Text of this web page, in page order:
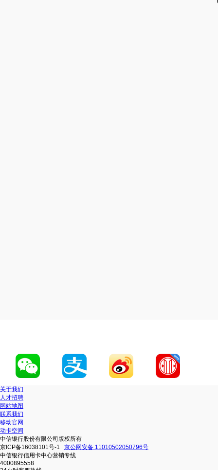
关于我们
人才招聘
网站地图
联系我们
移动官网
动卡空间
中信银行股份有限公司版权所有
京ICP备16038101号-1
京公网安备 11010502050796号
中信银行信用卡中心营销专线
4000895558